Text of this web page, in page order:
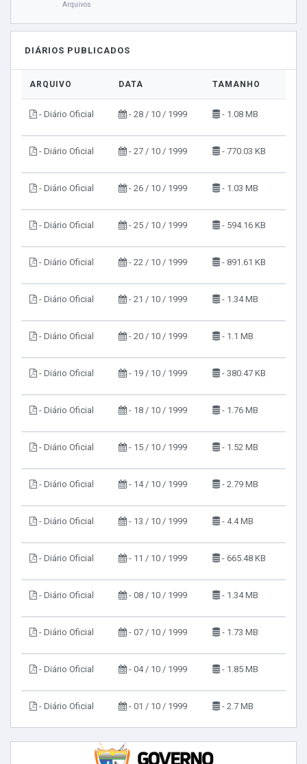
Arquivos
DIÁRIOS PUBLICADOS
ARQUIVO DATA TAMANHO
- Diário Oficial - 28 / 10 / 1999 - 1.08 MB
- Diário Oficial - 27 / 10 / 1999 - 770.03 KB
- Diário Oficial - 26 / 10 / 1999 - 1.03 MB
- Diário Oficial - 25 / 10 / 1999 - 594.16 KB
- Diário Oficial - 22 / 10 / 1999 - 891.61 KB
- Diário Oficial - 21 / 10 / 1999 - 1.34 MB
- Diário Oficial - 20 / 10 / 1999 - 1.1 MB
- Diário Oficial - 19 / 10 / 1999 - 380.47 KB
- Diário Oficial - 18 / 10 / 1999 - 1.76 MB
- Diário Oficial - 15 / 10 / 1999 - 1.52 MB
- Diário Oficial - 14 / 10 / 1999 - 2.79 MB
- Diário Oficial - 13 / 10 / 1999 - 4.4 MB
- Diário Oficial - 11 / 10 / 1999 - 665.48 KB
- Diário Oficial - 08 / 10 / 1999 - 1.34 MB
- Diário Oficial - 07 / 10 / 1999 - 1.73 MB
- Diário Oficial - 04 / 10 / 1999 - 1.85 MB
- Diário Oficial - 01 / 10 / 1999 - 2.7 MB